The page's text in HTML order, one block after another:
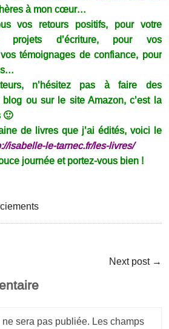
à mon cœur…
vos retours positifs, pour votre
projets d’écriture, pour vos
témoignages de confiance, pour
n’hésitez pas à faire des
ou sur le site Amazon, c’est la
🙂
de livres que j’ai édités, voici le
isabelle-le-tarnec.fr/les-livres/
journée et portez-vous bien !
Next post →
sera pas publiée. Les champs